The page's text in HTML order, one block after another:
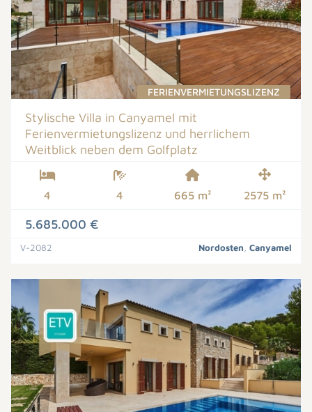
FERIENVERMIETUNGSLIZENZ
Stylische Villa in Canyamel mit
Ferienvermietungslizenz und herrlichem
Weitblick neben dem Golfplatz
4 4 665 m² 2575 m²
5.685.000 €
V-2082 Nordosten Canyamel